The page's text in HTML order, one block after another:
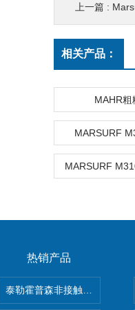
上一篇 :
相关产品：
MAHR粗
MARSURF
MARSURF
热销产品
泰勒霍普森非接触式轮廓仪